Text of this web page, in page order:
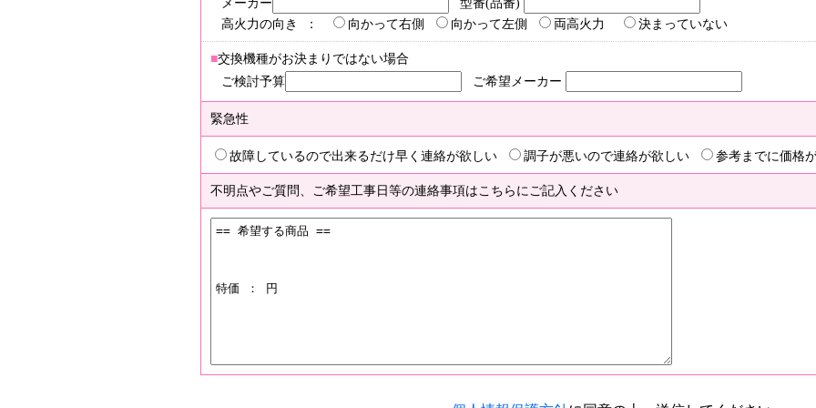
メーカー
型番(品番)
高火力の向き ：
向かって右側 向かって左側 両高火力 決まっていない
■交換機種がお決まりではない場合
ご検討予算
ご希望メーカー
緊急性
故障しているので出来るだけ早く連絡が欲しい 調子が悪いので連絡が欲しい 参考までに価格
不明点やご質問、ご希望工事日等の連絡事項はこちらにご記入ください